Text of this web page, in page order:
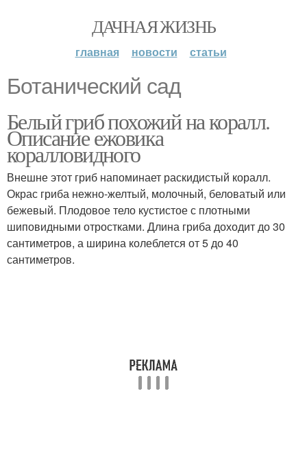
ДАЧНАЯ ЖИЗНЬ
главная новости статьи
Ботанический сад
Белый гриб похожий на коралл.
Описание ежовика
коралловидного
Внешне этот гриб напоминает раскидистый коралл.
Окрас гриба нежно-желтый, молочный, беловатый или
бежевый. Плодовое тело кустистое с плотными
шиповидными отростками. Длина гриба доходит до 30
сантиметров, а ширина колеблется от 5 до 40
сантиметров.